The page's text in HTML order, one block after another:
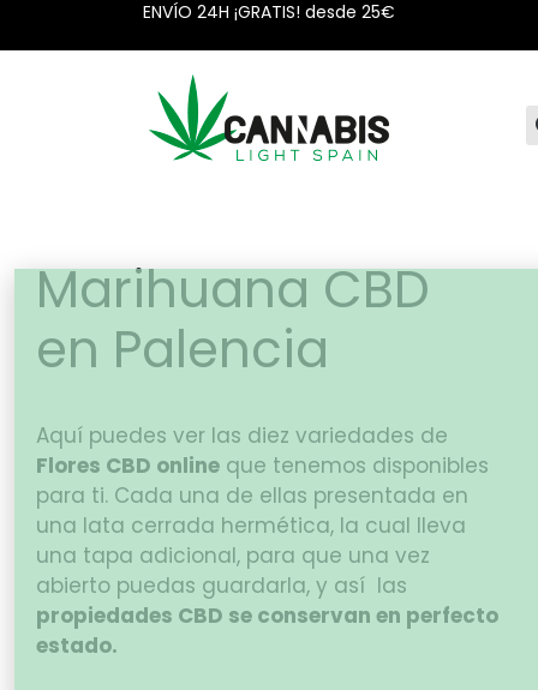
ENVÍO 24H ¡GRATIS! desde 25€
Marihuana CBD
en Palencia
Aquí puedes ver las diez variedades de
Flores CBD online que tenemos disponibles
para ti. Cada una de ellas presentada en
una lata cerrada hermética, la cual lleva
una tapa adicional, para que una vez
abierto puedas guardarla, y así las
propiedades CBD se conservan en perfecto
estado.